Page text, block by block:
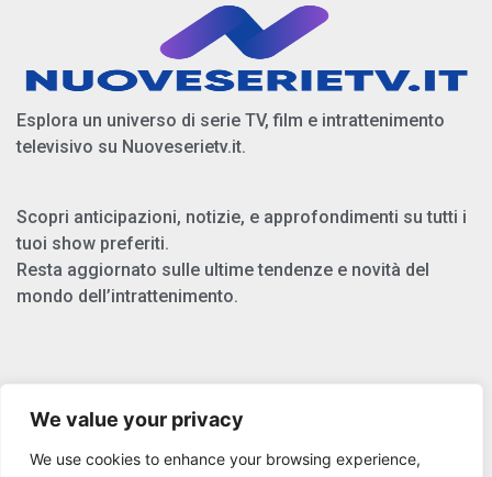
We value your privacy
We use cookies to enhance your browsing experience,
Esplora un universo di serie TV, film e intrattenimento
televisivo su Nuoveserietv.it.
Scopri anticipazioni, notizie, e approfondimenti su tutti i
tuoi show preferiti.
Resta aggiornato sulle ultime tendenze e novità del
mondo dell’intrattenimento.
Privacy Policy
Cookie Policy